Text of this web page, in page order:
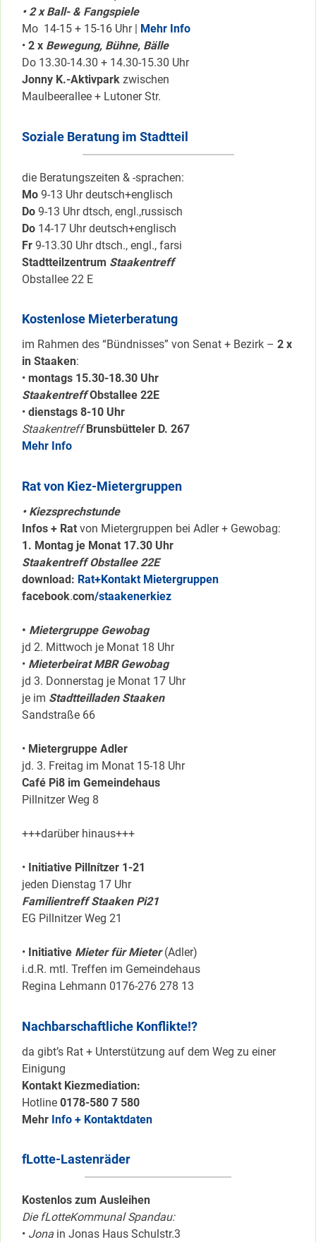
• 2 x Ball- & Fangspiele
Mo 14-15 + 15-16 Uhr |
Mehr Info
• 2 x Bewegung, Bühne, Bälle
Do 13.30-14.30 + 14.30-15.30 Uhr
Jonny K.-Aktivpark zwischen
Maulbeerallee + Lutoner Str.
Soziale Beratung im Stadtteil
die Beratungszeiten & -sprachen:
Mo 9-13 Uhr deutsch+englisch
Do 9-13 Uhr dtsch, engl.,russisch
Do 14-17 Uhr deutsch+englisch
Fr 9-13.30 Uhr dtsch., engl., farsi
Stadtteilzentrum Staakentreff
Obstallee 22 E
Kostenlose Mieterberatung
im Rahmen des “Bündnisses” von Senat + Bezirk – 2 x
in Staaken:
• montags 15.30-18.30 Uhr
Staakentreff Obstallee 22E
• dienstags 8-10 Uhr
Staakentreff Brunsbütteler D. 267
Mehr Info
Rat von Kiez-Mietergruppen
• Kiezsprechstunde
Infos + Rat von Mietergruppen bei Adler + Gewobag:
1. Montag je Monat 17.30 Uhr
Staakentreff Obstallee 22E
download: Rat+Kontakt Mietergruppen
facebook.com/staakenerkiez
• Mietergruppe Gewobag
jd 2. Mittwoch je Monat 18 Uhr
• Mieterbeirat MBR Gewobag
jd 3. Donnerstag je Monat 17 Uhr
je im Stadtteilladen Staaken
Sandstraße 66
• Mietergruppe Adler
jd. 3. Freitag im Monat 15-18 Uhr
Café Pi8 im Gemeindehaus
Pillnitzer Weg 8
+++darüber hinaus+++
• Initiative Pillnítzer 1-21
jeden Dienstag 17 Uhr
Familientreff Staaken Pi21
EG Pillnitzer Weg 21
• Initiative Mieter für Mieter(Adler)
i.d.R. mtl. Treffen im Gemeindehaus
Regina Lehmann 0176-276 278 13
Nachbarschaftliche Konflikte!?
da gibt’s Rat + Unterstützung auf dem Weg zu einer
Einigung
Kontakt Kiezmediation:
Hotline 0178-580 7 580
Mehr Info + Kontaktdaten
fLotte-Lastenräder
Kostenlos zum Ausleihen
Die fLotteKommunal Spandau:
• Jona in Jonas Haus Schulstr.3